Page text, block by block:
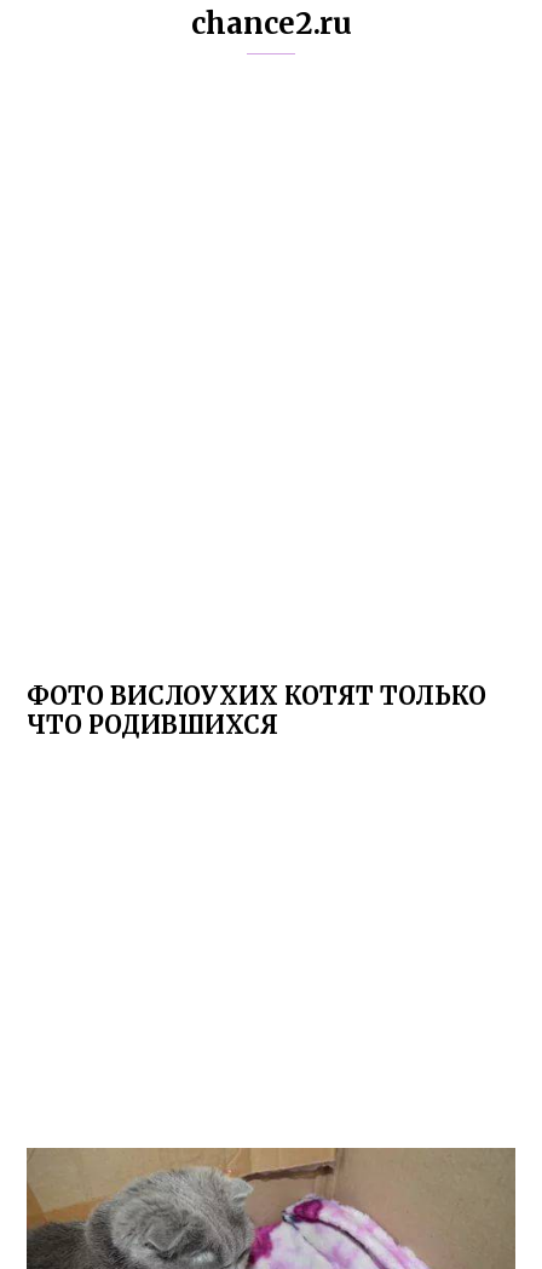
chance2.ru
ФОТО ВИСЛОУХИХ КОТЯТ ТОЛЬКО
ЧТО РОДИВШИХСЯ